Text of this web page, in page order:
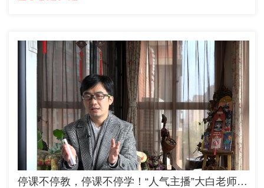
停课不停教，停课不停学！“人气主播”大白老师上线啦